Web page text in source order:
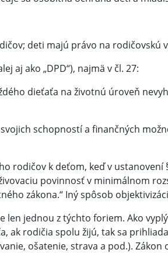
deti majú právo na rodičovskú
aj ako „DPD“), najmä v čl. 27:
dieťaťa na životnú úroveň
schopností a finančných
k deťom, keď v ustanovení
povinnosť v minimálnom
zákona.“ Iný spôsob
jednou z týchto foriem. Ako
rodičia spolu žijú, tak sa
ošatenie, strava a pod.). Zákon